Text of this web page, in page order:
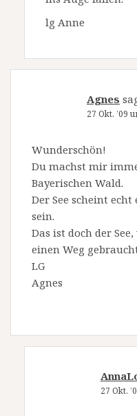
lg Anne
Agnes
27 Okt. ’09
Wunderschön!
Du machst mir
Bayerischen Wald.
Der See scheint
sein.
Das ist doch der
einen Weg
LG
Agnes
27 Okt.